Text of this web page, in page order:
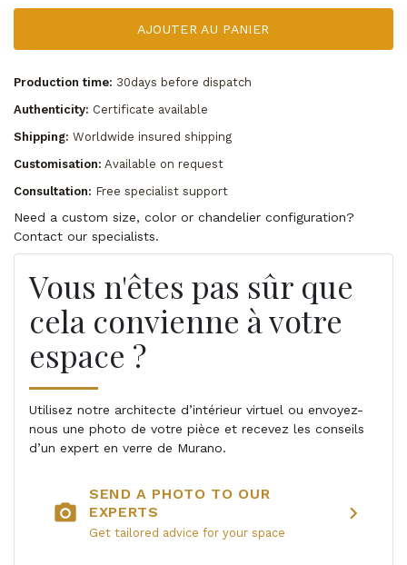
AJOUTER AU PANIER
Production time: 30days before dispatch
Authenticity: Certificate available
Shipping: Worldwide insured shipping
Customisation: Available on request
Consultation: Free specialist support
Need a custom size, color or chandelier configuration?
Contact our specialists.
Vous n'êtes pas sûr que
cela convienne à votre
espace ?
Utilisez notre architecte d’intérieur virtuel ou envoyez-
nous une photo de votre pièce et recevez les conseils
d’un expert en verre de Murano.
photo_camera
SEND A PHOTO TO OUR
EXPERTS
Get tailored advice for your space
chevron_right